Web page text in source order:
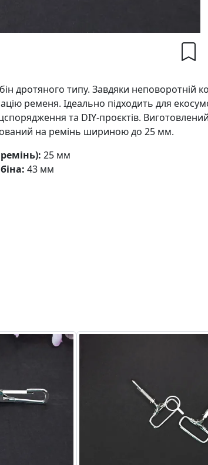
дротяного типу. Завдяки неповоротній
ременя. Ідеально підходить для
та DIY-проєктів.
на ремінь шириною до 25 мм.
25 мм
43 мм